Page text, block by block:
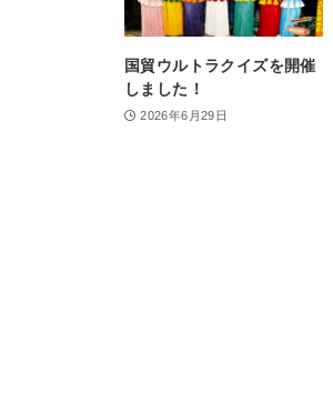
国貿ウルトラクイズを開催
しました！
2026年6月29日